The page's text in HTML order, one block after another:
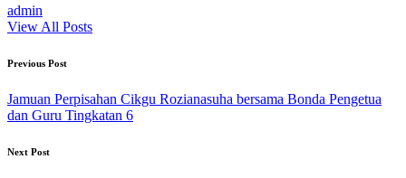
admin
View All Posts
Post
navigation
Previous Post
Jamuan Perpisahan Cikgu Rozianasuha bersama Bonda Pengetua
dan Guru Tingkatan 6
Next Post